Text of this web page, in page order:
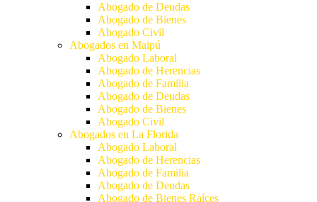
Abogado de Deudas
Abogado de Bienes
Abogado Civil
Abogados en Maipú
Abogado Laboral
Abogado de Herencias
Abogado de Familia
Abogado de Deudas
Abogado de Bienes
Abogado Civil
Abogados en La Florida
Abogado Laboral
Abogado de Herencias
Abogado de Familia
Abogado de Deudas
Abogado de Bienes Raíces